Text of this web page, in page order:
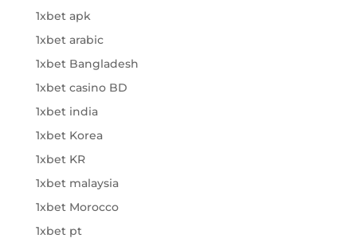
1xbet apk
1xbet arabic
1xbet Bangladesh
1xbet casino BD
1xbet india
1xbet Korea
1xbet KR
1xbet malaysia
1xbet Morocco
1xbet pt